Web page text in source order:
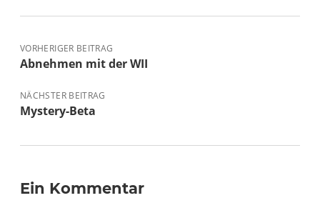
VORHERIGER BEITRAG
Abnehmen mit der WII
NÄCHSTER BEITRAG
Mystery-Beta
Ein Kommentar